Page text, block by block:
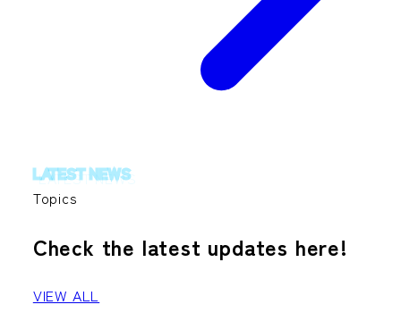
LATEST NEWS
Topics
Check the latest updates here!
VIEW ALL